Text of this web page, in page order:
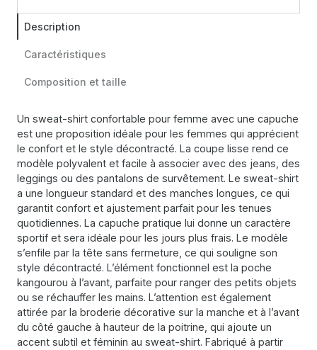
Description
Caractéristiques
Composition et taille
Un sweat-shirt confortable pour femme avec une capuche
est une proposition idéale pour les femmes qui apprécient
le confort et le style décontracté. La coupe lisse rend ce
modèle polyvalent et facile à associer avec des jeans, des
leggings ou des pantalons de survêtement. Le sweat-shirt
a une longueur standard et des manches longues, ce qui
garantit confort et ajustement parfait pour les tenues
quotidiennes. La capuche pratique lui donne un caractère
sportif et sera idéale pour les jours plus frais. Le modèle
s’enfile par la tête sans fermeture, ce qui souligne son
style décontracté. L’élément fonctionnel est la poche
kangourou à l’avant, parfaite pour ranger des petits objets
ou se réchauffer les mains. L’attention est également
attirée par la broderie décorative sur la manche et à l’avant
du côté gauche à hauteur de la poitrine, qui ajoute un
accent subtil et féminin au sweat-shirt. Fabriqué à partir